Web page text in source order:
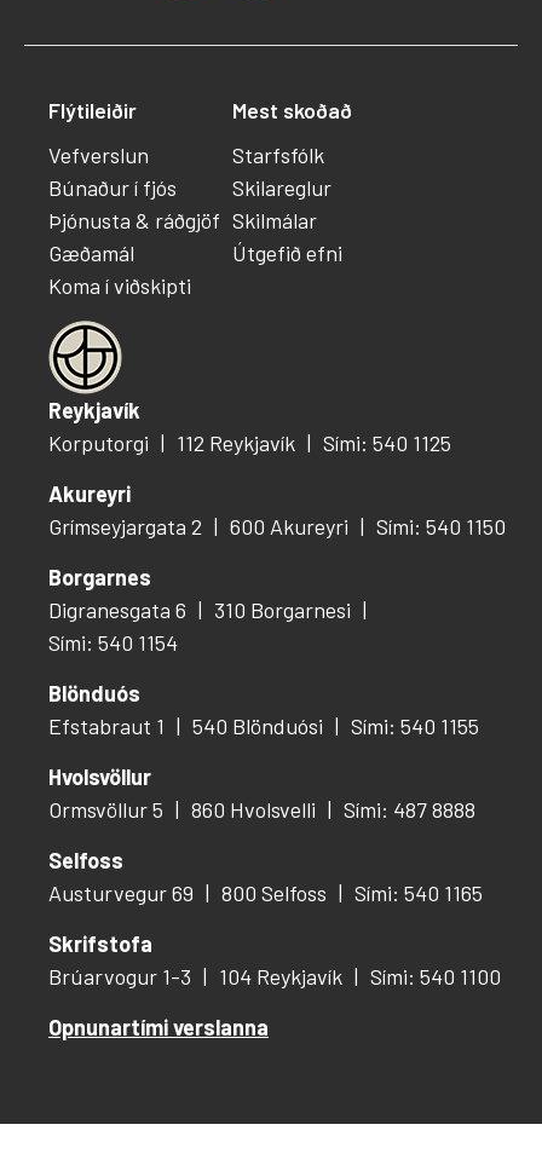
Reykjavík
Korputorgi
112 Reykjavík
Sími: 540 1125
Akureyri
Grímseyjargata 2
600 Akureyri
Sími: 540 1150
Borgarnes
Digranesgata 6
310 Borgarnesi
Sími: 540 1154
Blönduós
Efstabraut 1
540 Blönduósi
Sími: 540 1155
Hvolsvöllur
Ormsvöllur 5
860 Hvolsvelli
Sími: 487 8888
Selfoss
Austurvegur 69
800 Selfoss
Sími: 540 1165
Skrifstofa
Brúarvogur 1-3
104 Reykjavík
Sími: 540 1100
Opnunartími verslanna
Flýtileiðir
Vefverslun
Búnaður í fjós
Þjónusta & ráðgjöf
Gæðamál
Koma í viðskipti
Mest skoðað
Starfsfólk
Skilareglur
Skilmálar
Útgefið efni